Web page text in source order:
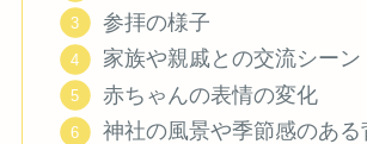
参拝の様子
家族や親戚との交流シーン
赤ちゃんの表情の変化
神社の風景や季節感のある